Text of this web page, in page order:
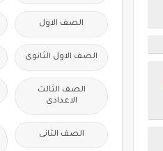
الصف الاول
الصف الاول الثانوى
الصف الثالث
الاعدادى
الصف الثانى